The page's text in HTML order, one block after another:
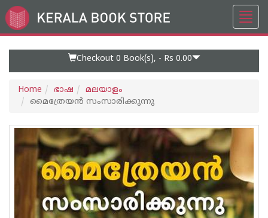
Go
to
Checkout 0 Book(s), - Rs 0.00
Home ഭാഷ
മലയാളം
മൈത്രേയൻ സംസാരിക്കുന്നു